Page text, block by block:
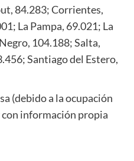
84.283; Corrientes,
La Pampa, 69.021; La
104.188; Salta,
Santiago del Estero,
(debido a la ocupación
información propia